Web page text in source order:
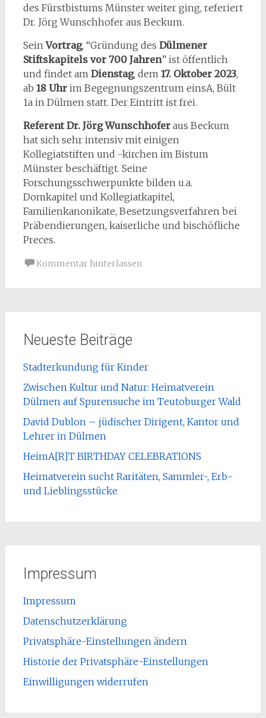
des Fürstbistums Münster weiter ging, referiert
Dr. Jörg Wunschhofer aus Beckum.
SeinVortrag, “Gründung des Dülmener
Stiftskapitels vor 700 Jahren” ist öffentlich
und findet am Dienstag, dem 17. Oktober 2023,
ab 18 Uhrim Begegnungszentrum einsA, Bült
1a in Dülmen statt. Der Eintritt ist frei.
Referent Dr. Jörg Wunschhoferaus Beckum
hat sich sehr intensiv mit einigen
Kollegiatstiften und -kirchen im Bistum
Münster beschäftigt. Seine
Forschungsschwerpunkte bilden u.a.
Domkapitel und Kollegiatkapitel,
Familienkanonikate, Besetzungsverfahren bei
Präbendierungen, kaiserliche und bischöfliche
Preces.
Kommentar hinterlassen
Neueste Beiträge
Stadterkundung für Kinder
Zwischen Kultur und Natur: Heimatverein
Dülmen auf Spurensuche im Teutoburger Wald
David Dublon – jüdischer Dirigent, Kantor und
Lehrer in Dülmen
HeimA[R]T BIRTHDAY CELEBRATIONS
Heimatverein sucht Raritäten, Sammler-, Erb-
und Lieblingsstücke
Impressum
Impressum
Datenschutzerklärung
Privatsphäre-Einstellungen ändern
Historie der Privatsphäre-Einstellungen
Einwilligungen widerrufen